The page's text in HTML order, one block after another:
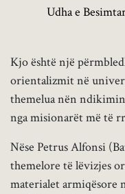
Udha e
Kjo është një
orientalizmit në
themelua nën
nga misionarët më të
Nëse Petrus Alfonsi
themelore të lëvizjes
materialet armiqësore